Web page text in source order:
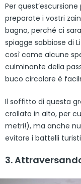
Per
preparate i vostri
bagno, perché ci
spiagge sabbiose di
così come alcune
culminante della
buco circolare è
Il soffitto di questa
crollato in alto, per
metri!), ma anche
evitare i battelli
3.